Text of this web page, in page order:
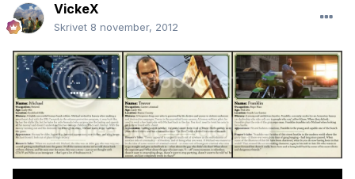
VickeX
Skrivet 8 november, 2012